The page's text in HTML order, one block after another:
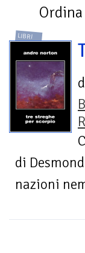
LIBRI
di
nazioni